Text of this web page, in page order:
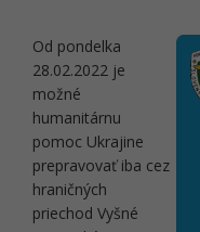
Od pondelka
28.02.2022 je
možné
humanitárnu
pomoc Ukrajine
prepravovať iba cez
hraničných
priechod Vyšné